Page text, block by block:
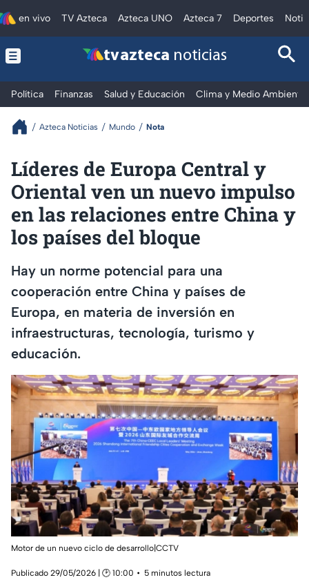
en vivo TV Azteca Azteca UNO Azteca 7 Deportes
tv azteca noticias
Política Finanzas Salud y Educación Clima y Medio Ambiente
Azteca Noticias Mundo Nota
Líderes de Europa Central y
Oriental ven un nuevo impulso
en las relaciones entre China y
los países del bloque
Hay un norme potencial para una
cooperación entre China y países de
Europa, en materia de inversión en
infraestructuras, tecnología, turismo y
educación.
Motor de un nuevo ciclo de desarrollo|CCTV
Publicado 29/05/2026 | 🕑 10:00
5 minutos lectura